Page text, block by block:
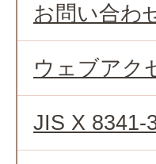
お問い合わ
ウェブアク
JIS X 8341-